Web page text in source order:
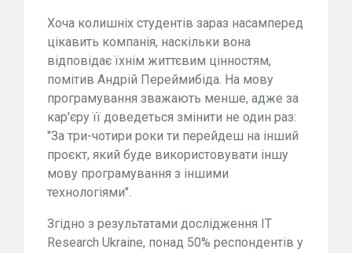
Хоча колишніх студентів зараз насамперед
цікавить компанія, наскільки вона
відповідає їхнім життєвим цінностям,
помітив Андрій Переймибіда. На мову
програмування зважають менше, адже за
кар'єру її доведеться змінити не один раз:
"За три-чотири роки ти перейдеш на інший
проєкт, який буде використовувати іншу
мову програмування з іншими
технологіями".
Згідно з результатами дослідження IT
Research Ukraine, понад 50% респондентів у